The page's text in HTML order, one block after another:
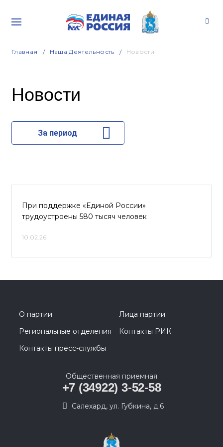
Главная Наша Деятельность Новости
Новости
За период
При поддержке «Единой России»
трудоустроены 580 тысяч человек
10.02.26
О партии
Лица партии
Региональные отделения
Контакты РИК
Контакты пресс-службы
Общественная приемная
+7 (34922) 3-52-58
Салехард, ул. Губкина, д.6